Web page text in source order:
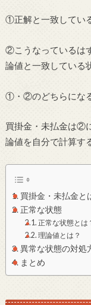
①正解と一致してい
②こうなっているは
論値と一致している
①・②のどちらにな
買掛金・未払金は②
論値を自分で計算す
買掛金・未払金と
正常な状態
正常な状態とは
理論値とは？
異常な状態の対処
まとめ